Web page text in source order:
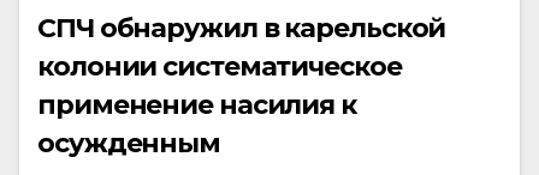
СПЧ обнаружил в карельской
колонии систематическое
применение насилия к
осужденным